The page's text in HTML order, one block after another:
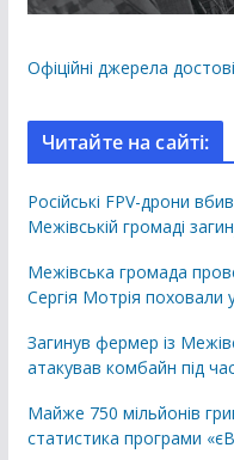
Офіційні джерела
Читайте на сайті:
Російські FPV-дрони
Межівській громаді
Межівська громада
Сергія Мотрія поховали
Загинув фермер із
атакував комбайн під
Майже 750 мільйонів
статистика програми